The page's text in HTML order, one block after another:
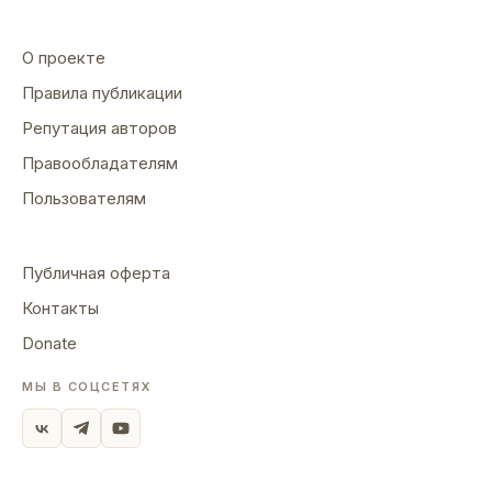
— рассказ «Координаты смерти» (1991).
Член Союза Писателей России и
Ладыженский Олег Семенович. Родился
23 марта 1963 г. в г. Харькове. В 1980 г.,
культуры, по специальности «режиссер
режиссером театра-студии «Пеликан»,
поставил более 10 спектаклей, в т. ч. — по
произведениям А. и Б. Стругацких:
О проекте
Правила публикации
Репутация авторов
Правообладателям
Пользователям
Публичная оферта
Контакты
Donate
МЫ В СОЦСЕТЯХ